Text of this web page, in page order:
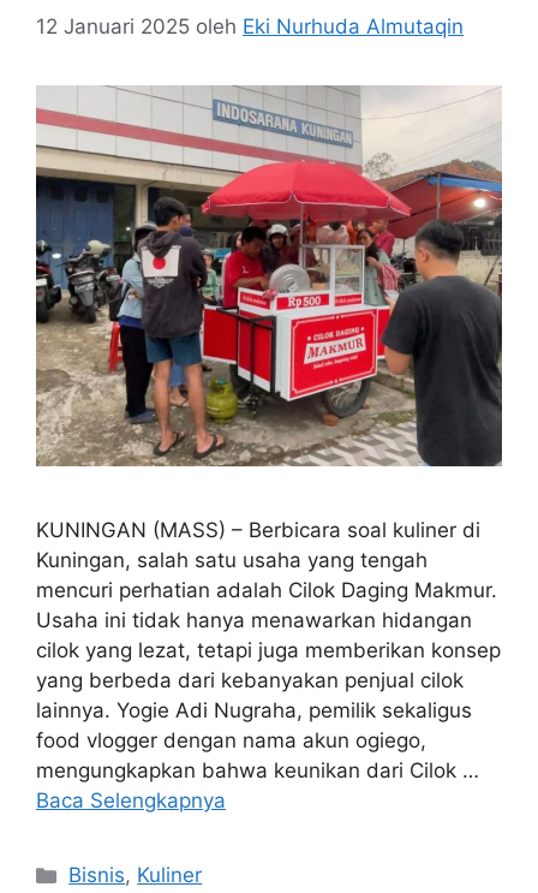
12 Januari 2025 oleh Eki Nurhuda Almutaqin
KUNINGAN (MASS) – Berbicara soal kuliner di
Kuningan, salah satu usaha yang tengah
mencuri perhatian adalah Cilok Daging Makmur.
Usaha ini tidak hanya menawarkan hidangan
cilok yang lezat, tetapi juga memberikan konsep
yang berbeda dari kebanyakan penjual cilok
lainnya. Yogie Adi Nugraha, pemilik sekaligus
food vlogger dengan nama akun ogiego,
mengungkapkan bahwa keunikan dari Cilok …
Baca Selengkapnya
Kategori
Bisnis, Kuliner